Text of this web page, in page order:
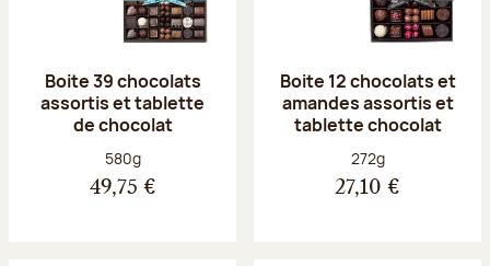
Boite 39 chocolats
assortis et tablette
de chocolat
Poids net :
580g
49,75 €
Boite 12 chocolats et
amandes assortis et
tablette chocolat
Poids net :
272g
27,10 €